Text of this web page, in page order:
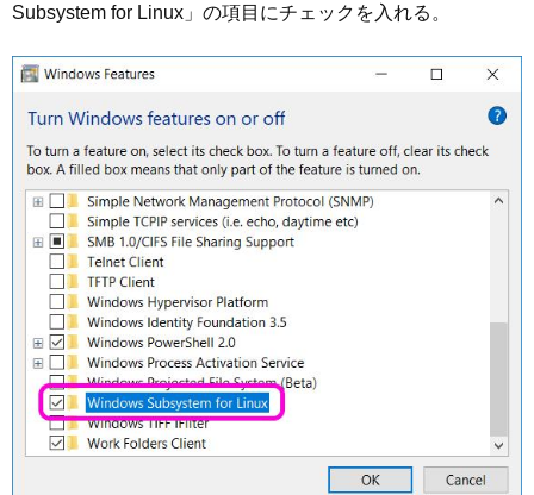
Subsystem for Linux」の項目にチェックを入れる。